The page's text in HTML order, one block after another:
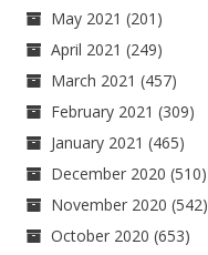
May 2021 (201)
April 2021 (249)
March 2021 (457)
February 2021 (309)
January 2021 (465)
December 2020 (510)
November 2020 (542)
October 2020 (653)